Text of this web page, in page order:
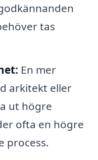
tas
En mer
arkitekt eller
ut högre
ofta en högre
process.